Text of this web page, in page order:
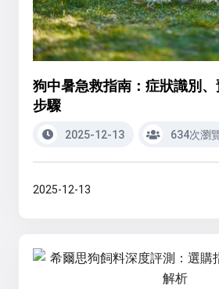
狗中暑急救指南：症狀識別
步驟
2025-12-13 634次瀏
2025-12-13